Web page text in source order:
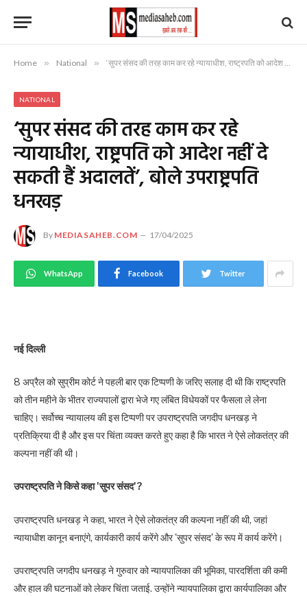
Home » National » ‘सुपर संसद की तरह काम कर रहे न्यायाधीश, राष्ट्रपति को आदेश नहीं दे सकती हैं अदालतें’, बोले उपराष्ट्रपति धनखड़
NATIONAL
‘सुपर संसद की तरह काम कर रहे
न्यायाधीश, राष्ट्रपति को आदेश नहीं दे
सकती हैं अदालतें’, बोले उपराष्ट्रपति
धनखड़
By MEDIASAHEB.COM 17/04/2025
WhatsApp Facebook Twitter
नई दिल्ली
8 अप्रैल को सुप्रीम कोर्ट ने पहली बार एक टिप्पणी के जरिए सलाह दी थी कि राष्ट्रपति
को तीन महीने के भीतर राज्यपालों द्वारा भेजे गए लंबित विधेयकों पर फैसला ले लेना
चाहिए। सर्वोच्च न्यायालय की इस टिप्पणी पर उपराष्ट्रपति जगदीप धनखड़ ने
प्रतिक्रिया दी है और इस पर चिंता व्यक्त करते हुए कहा है कि भारत ने ऐसे लोकतंत्र की
कल्पना नहीं की थी।
उपराष्ट्रपति ने किसे कहा 'सुपर संसद'?
उपराष्ट्रपति धनखड़ ने कहा, भारत ने ऐसे लोकतंत्र की कल्पना नहीं की थी, जहां
न्यायाधीश कानून बनाएंगे, कार्यकारी कार्य करेंगे और 'सुपर संसद' के रूप में कार्य करेंगे।
उपराष्ट्रपति जगदीप धनखड़ ने गुरुवार को न्यायपालिका की भूमिका, पारदर्शिता की कमी
और हाल की घटनाओं को लेकर चिंता जताई. उन्होंने न्यायपालिका द्वारा कार्यपालिका और